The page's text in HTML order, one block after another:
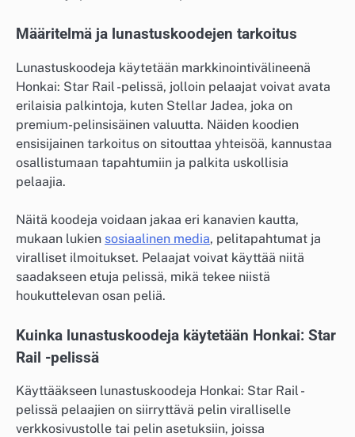
Määritelmä ja lunastuskoodejen tarkoitus
Lunastuskoodeja käytetään markkinointivälineenä
Honkai: Star Rail -pelissä, jolloin pelaajat voivat avata
erilaisia palkintoja, kuten Stellar Jadea, joka on
premium-pelinsisäinen valuutta. Näiden koodien
ensisijainen tarkoitus on sitouttaa yhteisöä, kannustaa
osallistumaan tapahtumiin ja palkita uskollisia
pelaajia.
Näitä koodeja voidaan jakaa eri kanavien kautta,
mukaan lukien sosiaalinen media, pelitapahtumat ja
viralliset ilmoitukset. Pelaajat voivat käyttää niitä
saadakseen etuja pelissä, mikä tekee niistä
houkuttelevan osan peliä.
Kuinka lunastuskoodeja käytetään Honkai: Star
Rail -pelissä
Käyttääkseen lunastuskoodeja Honkai: Star Rail -
pelissä pelaajien on siirryttävä pelin viralliselle
verkkosivustolle tai pelin asetuksiin, joissa